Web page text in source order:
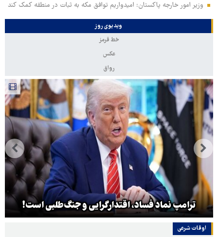
وزیر امور خارجه پاکستان: امیدواریم توافق مکه به ثبات در منطقه کمک کند
ویدیوی روز
خط قرمز
عکس
رواق
ترامپ نماد فساد، اقتدارگرایی و جنگ‌طلبی است!
اوقات شرعی